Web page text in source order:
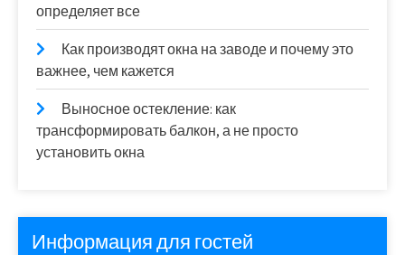
определяет все
Как производят окна на заводе и почему это
важнее, чем кажется
Выносное остекление: как
трансформировать балкон, а не просто
установить окна
Информация для гостей